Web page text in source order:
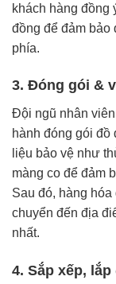
khách hàng đồng
đồng để đảm bảo
phía.
3. Đóng gói &
Đội ngũ nhân
hành đóng gói đồ
liệu bảo vệ như
màng co để đảm
Sau đó, hàng
chuyển đến địa
nhất.
4. Sắp xếp,